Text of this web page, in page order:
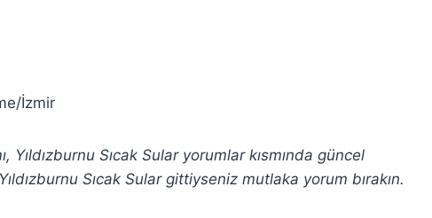
İzmir
Yıldızburnu Sıcak Sular yorumlar kısmında güncel
Sıcak Sular gittiyseniz mutlaka yorum bırakın.